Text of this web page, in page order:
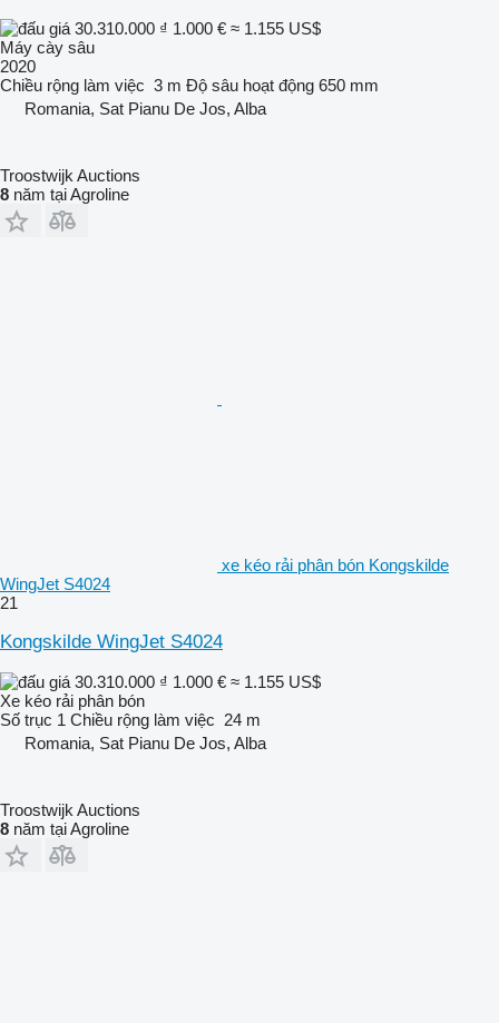
30.310.000 ₫ 1.000 € ≈ 1.155 US$
Máy cày sâu
2020
Chiều rộng làm việc 3 m Độ sâu hoạt động 650 mm
Romania, Sat Pianu De Jos, Alba
Troostwijk Auctions
8 năm tại Agroline
xe kéo rải phân bón Kongskilde
WingJet S4024
21
Kongskilde WingJet S4024
30.310.000 ₫ 1.000 € ≈ 1.155 US$
Xe kéo rải phân bón
Số trục 1 Chiều rộng làm việc 24 m
Romania, Sat Pianu De Jos, Alba
Troostwijk Auctions
8 năm tại Agroline